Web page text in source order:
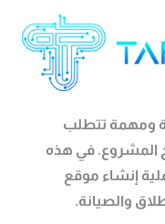
ومهمة تتطلب
المشروع. في هذه
إنشاء موقع
والصيانة.